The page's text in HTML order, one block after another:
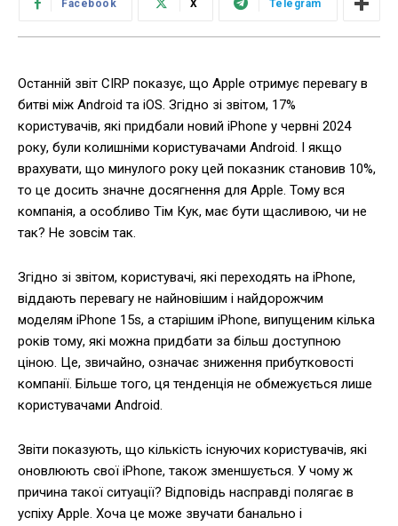
Facebook X Telegram
Останній звіт CIRP показує, що Apple отримує перевагу в
битві між Android та iOS. Згідно зі звітом, 17%
користувачів, які придбали новий iPhone у червні 2024
року, були колишніми користувачами Android. І якщо
врахувати, що минулого року цей показник становив 10%,
то це досить значне досягнення для Apple. Тому вся
компанія, а особливо Тім Кук, має бути щасливою, чи не
так? Не зовсім так.
Згідно зі звітом, користувачі, які переходять на iPhone,
віддають перевагу не найновішим і найдорожчим
моделям iPhone 15s, а старішим iPhone, випущеним кілька
років тому, які можна придбати за більш доступною
ціною. Це, звичайно, означає зниження прибутковості
компанії. Більше того, ця тенденція не обмежується лише
користувачами Android.
Звіти показують, що кількість існуючих користувачів, які
оновлюють свої iPhone, також зменшується. У чому ж
причина такої ситуації? Відповідь насправді полягає в
успіху Apple. Хоча це може звучати банально і